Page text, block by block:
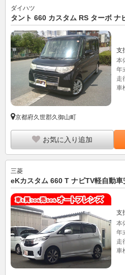
ダイハツ
タント 660 カスタム RS ターボ
支
本
年
走
車
京都府久世郡久御山町
お気に入り追加
三菱
eKカスタム 660 T ナビTV軽自動
支
本
年
走
車